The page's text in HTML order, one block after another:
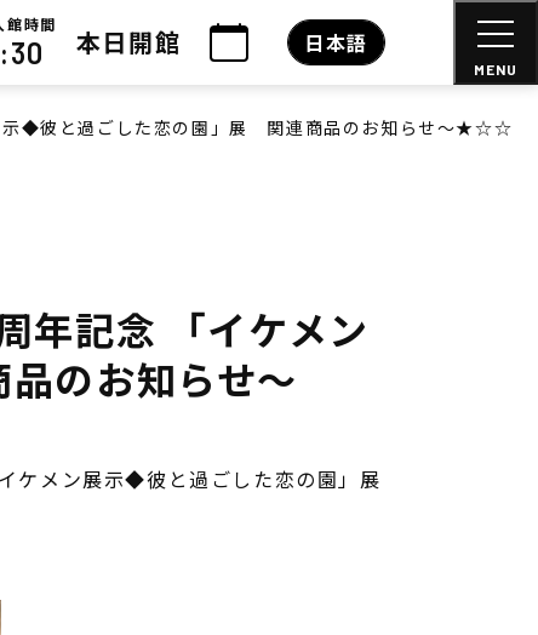
館時間
本日開館 日本語
MENU
◆彼と過ごした恋の園」展 関連商品のお知らせ～★☆☆
記念 「イケメン
のお知らせ～
ケメン展示◆彼と過ごした恋の園」展